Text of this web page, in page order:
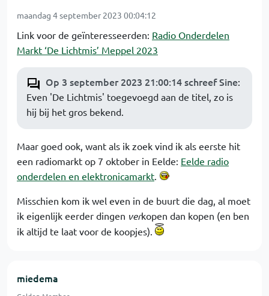
maandag 4 september 2023 00:04:12
Link voor de geïnteresseerden: Radio Onderdelen
Markt ‘De Lichtmis’ Meppel 2023
Op 3 september 2023 21:00:14 schreef Sine:
Even 'De Lichtmis' toegevoegd aan de titel, zo is
hij bij het gros bekend.
Maar goed ook, want als ik zoek vind ik als eerste hit
een radiomarkt op 7 oktober in Eelde: Eelde radio
onderdelen en elektronicamarkt.
Misschien kom ik wel even in de buurt die dag, al moet
ik eigenlijk eerder dingen verkopen dan kopen (en ben
ik altijd te laat voor de koopjes).
miedema